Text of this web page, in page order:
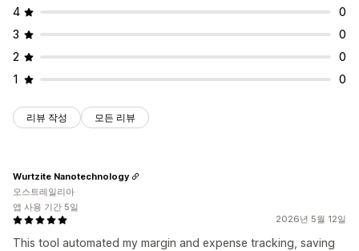
4
0
3
0
2
0
1
0
리뷰 작성 모든 리뷰
2026년 5월 12일
This tool automated my margin and expense tracking, saving
Wurtzite Nanotechnology
오스트레일리아
앱 사용 기간 5일